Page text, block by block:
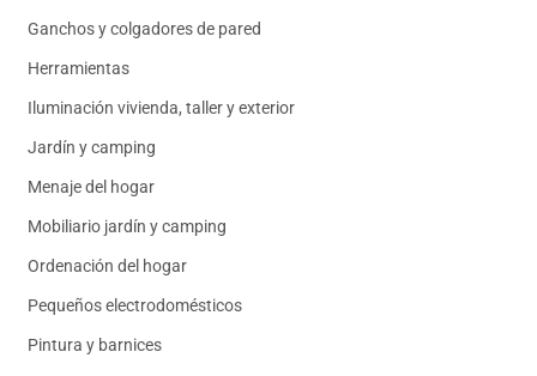
Ganchos y colgadores de pared
Herramientas
Iluminación vivienda, taller y exterior
Jardín y camping
Menaje del hogar
Mobiliario jardín y camping
Ordenación del hogar
Pequeños electrodomésticos
Pintura y barnices